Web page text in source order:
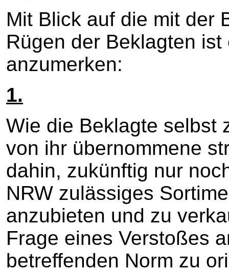
Mit Blick auf die mit der
Rügen der Beklagten
anzumerken:
1.
Wie die Beklagte selbst
von ihr übernommene
dahin, zukünftig nur
NRW zulässiges
anzubieten und zu
Frage eines Verstoßes
betreffenden Norm zu